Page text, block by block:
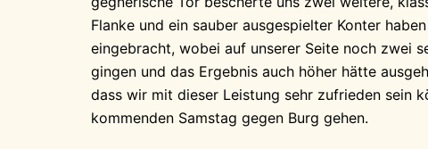
Flanke und ein sauber ausgespielter Konter
eingebracht, wobei auf unserer Seite noch zwei
gingen und das Ergebnis auch höher hätte
dass wir mit dieser Leistung sehr zufrieden sein
kommenden Samstag gegen Burg gehen.